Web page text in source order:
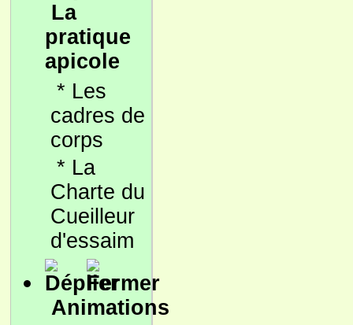
La
pratique
apicole
* Les
cadres de
corps
* La
Charte du
Cueilleur
d'essaim
Animations